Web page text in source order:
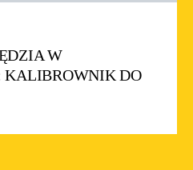
W
KALIBROWNIK DO